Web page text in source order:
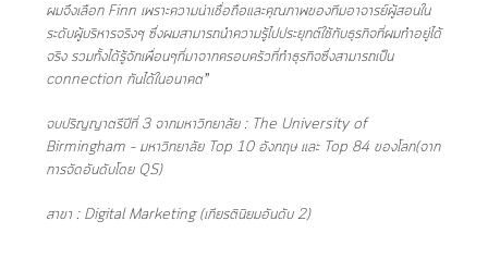
ผมจึงเลือก Finn เพราะความน่าเชื่อถือและคุณภาพของทีมอาจารย์ผู้สอนใน
ระดับผู้บริหารจริงๆ ซึ่งผมสามารถนำความรู้ไปประยุกต์ใช้กับธุรกิจที่ผมทำอยู่ได้
จริง รวมทั้งได้รู้จักเพื่อนๆที่มาจากครอบครัวที่ทำธุรกิจซึ่งสามารถเป็น
connection กันได้ในอนาคต”
จบปริญญาตรีปีที่ 3 จากมหาวิทยาลัย : The University of
Birmingham – มหาวิทยาลัย Top 10 อังกฤษ และ Top 84 ของโลก(จาก
การจัดอันดับโดย QS)
สาขา : Digital Marketing (เกียรตินิยมอันดับ 2)